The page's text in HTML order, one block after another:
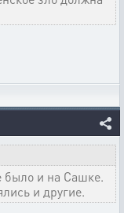
было и на Сашке.
и другие.